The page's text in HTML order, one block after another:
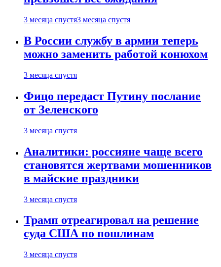
3 месяца спустя3 месяца спустя
В России службу в армии теперь
можно заменить работой конюхом
3 месяца спустя
Фицо передаст Путину послание
от Зеленского
3 месяца спустя
Аналитики: россияне чаще всего
становятся жертвами мошенников
в майские праздники
3 месяца спустя
Трамп отреагировал на решение
суда США по пошлинам
3 месяца спустя